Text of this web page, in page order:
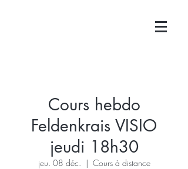
Cours hebdo
Feldenkrais VISIO
jeudi 18h30
jeu. 08 déc.
  |
Cours à distance